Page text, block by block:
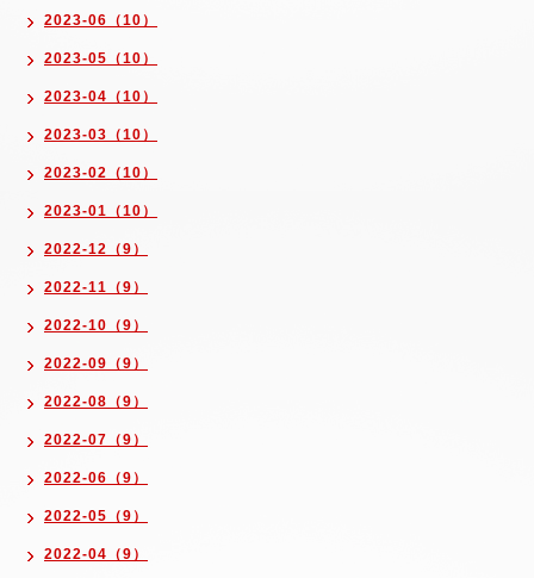
2023-06（10）
2023-05（10）
2023-04（10）
2023-03（10）
2023-02（10）
2023-01（10）
2022-12（9）
2022-11（9）
2022-10（9）
2022-09（9）
2022-08（9）
2022-07（9）
2022-06（9）
2022-05（9）
2022-04（9）